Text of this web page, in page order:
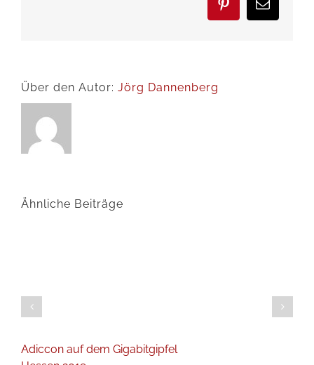
Pinterest
E-
Mail
Über den Autor: Jörg Dannenberg
Ähnliche Beiträge
Adiccon auf dem Gigabitgipfel